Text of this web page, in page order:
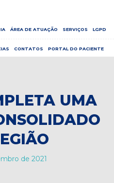
ÁREA DE ATUAÇÃO SERVIÇOS LGPD
CONTATOS PORTAL DO PACIENTE
UMA
de 2021